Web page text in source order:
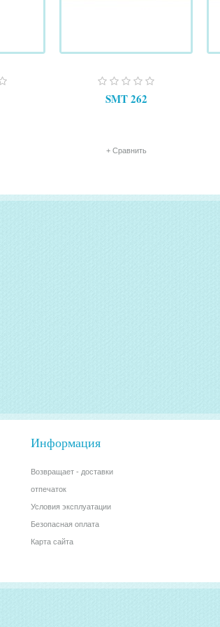
SMT 262
+ Сравнить
Информация
Возвращает - доставки
отпечаток
Условия эксплуатации
Безопасная оплата
Карта сайта